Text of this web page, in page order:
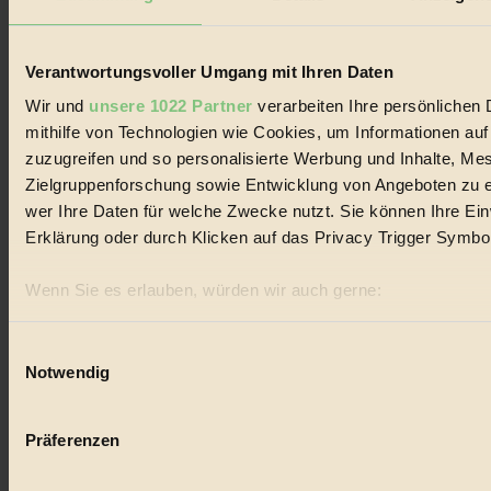
Verantwortungsvoller Umgang mit Ihren Daten
Wir und unsere 1022 Partner verarbeiten Ihre persönlichen
mithilfe von Technologien wie Cookies, um Informationen
zuzugreifen und so personalisierte Werbung und Inhalte,
Zielgruppenforschung sowie Entwicklung von Angeboten zu
wer Ihre Daten für welche Zwecke nutzt. Sie können Ihre
Erklärung oder durch Klicken auf das Privacy Trigger
Wenn Sie es erlauben, würden wir auch gerne:
Informationen über Ihre geografische Lage erfassen,
Ihr Gerät durch aktives Scannen nach bestimmten
Präferenzen im
Notwendig
Präferenzen
und Produkte, ein Leitfaden im schnell wachsenden Markt des
Handels mit Bioprodukten, des Fair-Trade sowie der Branche
Social Media
22.601 Fans auf Facebook
3.415 Follower auf Twitter
Folge uns auf Instagram
Themen